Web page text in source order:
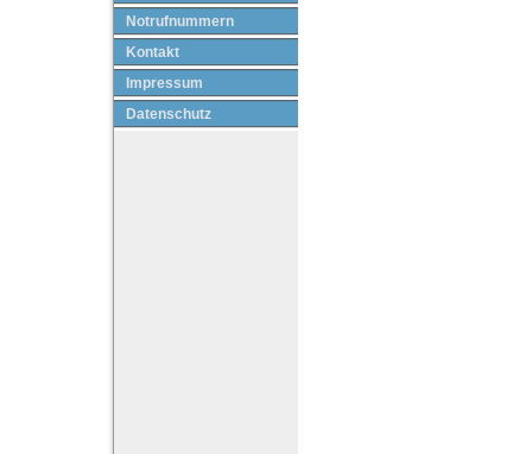
Notrufnummern
Kontakt
Impressum
Datenschutz